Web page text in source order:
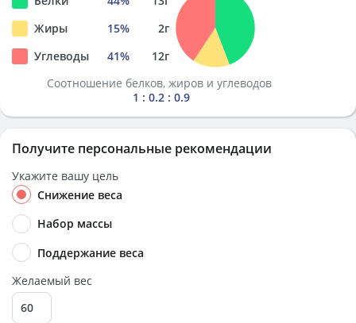
Жиры
15% 2г
Углеводы
41% 12г
Соотношение белков, жиров и углеводов
1 : 0.2 : 0.9
Получите персональные рекомендации
Укажите вашу цель
Снижение веса
Набор массы
Поддержание веса
Желаемый вес